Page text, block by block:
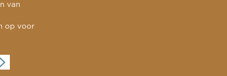
van
op voor